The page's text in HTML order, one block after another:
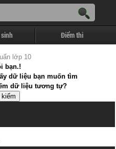
Điểm thi
lớp 10
bạn.!
dữ liệu bạn muốn tìm
dữ liệu tương tự?